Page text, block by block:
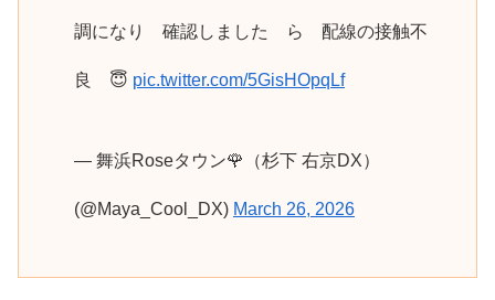
調になり 確認しました ら 配線の接触不
良 😇 pic.twitter.com/5GisHOpqLf
— 舞浜Roseタウン🌹（杉下 右京DX）
(@Maya_Cool_DX) March 26, 2026